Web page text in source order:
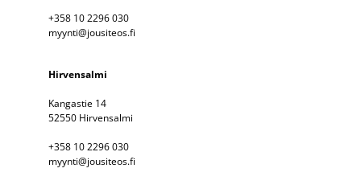
+358 10 2296 030
myynti@jousiteos.fi
Hirvensalmi
Kangastie 14
52550 Hirvensalmi
+358 10 2296 030
myynti@jousiteos.fi